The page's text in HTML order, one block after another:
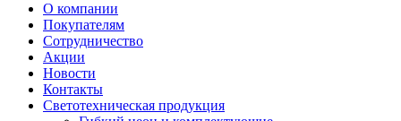
О компании
Покупателям
Сотрудничество
Акции
Новости
Контакты
Светотехническая продукция